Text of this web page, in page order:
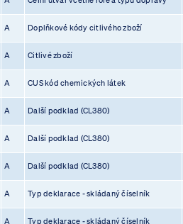
A Doplňkové kódy citlivého zboží
A Citlivé zboží
A CUS kód chemických látek
A Další podklad (CL380)
A Další podklad (CL380)
A Další podklad (CL380)
A Typ deklarace - skládaný číselník
A Typ deklarace - skládaný číselník